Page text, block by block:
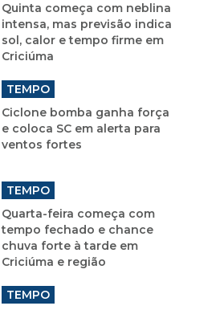
Quinta começa com neblina
intensa, mas previsão indica
sol, calor e tempo firme em
Criciúma
TEMPO
Ciclone bomba ganha força
e coloca SC em alerta para
ventos fortes
TEMPO
Quarta-feira começa com
tempo fechado e chance
chuva forte à tarde em
Criciúma e região
TEMPO